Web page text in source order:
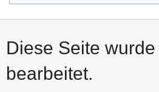
Diese Seite
bearbeitet.